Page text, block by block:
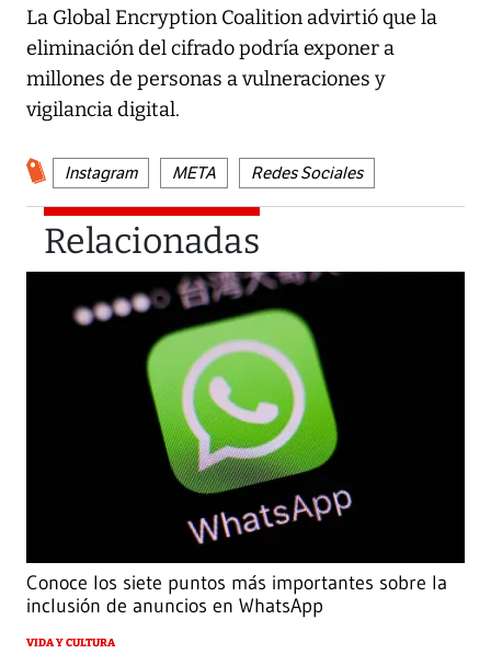
La Global Encryption Coalition advirtió que la
eliminación del cifrado podría exponer a
millones de personas a vulneraciones y
vigilancia digital.
Instagram META Redes Sociales
Relacionadas
Conoce los siete puntos más importantes sobre la
inclusión de anuncios en WhatsApp
VIDA Y CULTURA